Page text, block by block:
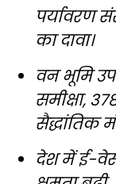
पर्यावरण
का दावा।
वन भूमि
समीक्षा,
सैद्धांतिक
देश में ई-